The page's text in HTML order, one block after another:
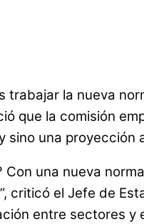
la nueva
que la comisión
sino una proyección
una nueva
criticó el Jefe de
entre sectores